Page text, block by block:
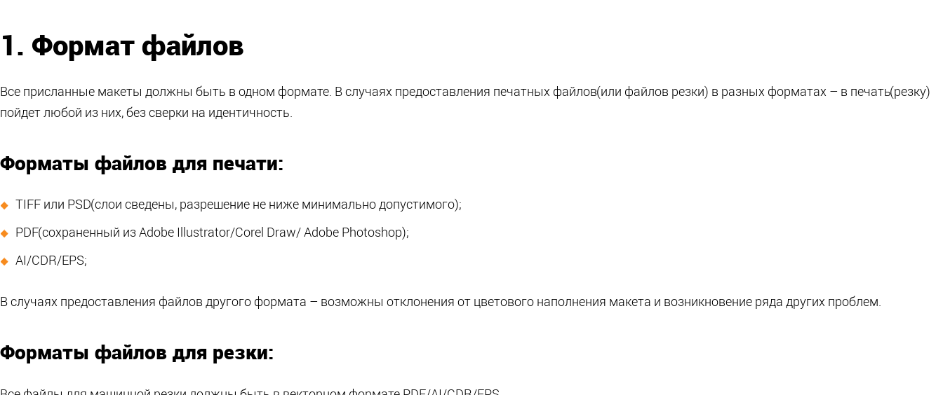
1. Формат файлов
Все присланные макеты должны быть в одном формате. В случаях предоставления печатных файлов(или файлов резки) в разных форматах – в печать(резку)
пойдет любой из них, без сверки на идентичность.
Форматы файлов для печати:
TIFF или PSD(слои сведены, разрешение не ниже минимально допустимого);
PDF(сохраненный из Adobe Illustrator/Corel Draw/ Adobe Photoshop);
AI/CDR/EPS;
В случаях предоставления файлов другого формата – возможны отклонения от цветового наполнения макета и возникновение ряда других проблем.
Форматы файлов для резки: